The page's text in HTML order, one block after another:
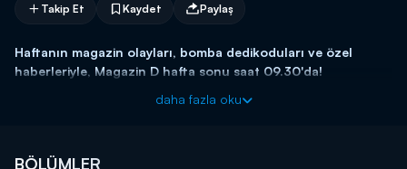
Takip Et Kaydet Paylaş
Haftanın magazin olayları, bomba dedikoduları ve özel
haberleriyle, Magazin D hafta sonu saat 09.30'da!
daha fazla oku
BÖLÜMLER